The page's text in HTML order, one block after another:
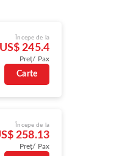
Începe de la
US$ 245.4
Preț/ Pax
Carte
Începe de la
258.13
Preț/ Pax